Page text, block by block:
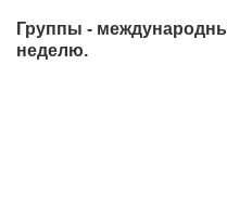
Группы -
неделю.